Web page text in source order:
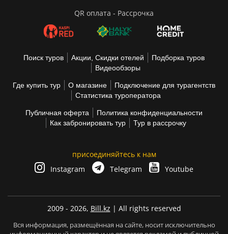
QR оплата - Рассрочка
Поиск туров Акции, Скидки отелей
Подборка туров
Видеообзоры
Где купить тур О магазине
Подключение для турагентств
Статистика туроператора
Публичная оферта
Политика конфиденциальности
Как забронировать тур
Тур в рассрочку
присоединяйтесь к нам
Instagram
Telegram Youtube
2009 - 2026, Bill.kz | All rights reserved
Вся информация, размещённая на сайте, носит исключительно